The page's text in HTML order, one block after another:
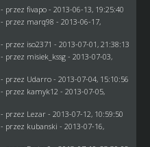
- przez fivapo- 2013-06-13, 19:25:40
- przez marq98 - 2013-06-17,
- przez iso2371 - 2013-07-01, 21:38:13
- przez misiek_kssg- 2013-07-03,
- przez Udarro- 2013-07-04, 15:10:56
- przez kamyk12 - 2013-07-05,
- przez Lezar- 2013-07-12, 10:59:50
- przez kubanski - 2013-07-16,